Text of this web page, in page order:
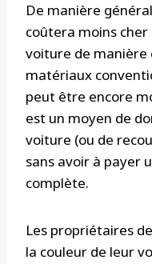
De manière
coûtera moins
voiture de manière
matériaux
peut être encore
est un moyen de
voiture (ou de
sans avoir à payer
complète.
Les propriétaires
la couleur de leur